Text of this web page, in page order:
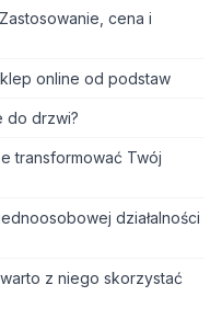
cena i
online od podstaw
do drzwi?
transformować Twój
działalności
z niego skorzystać